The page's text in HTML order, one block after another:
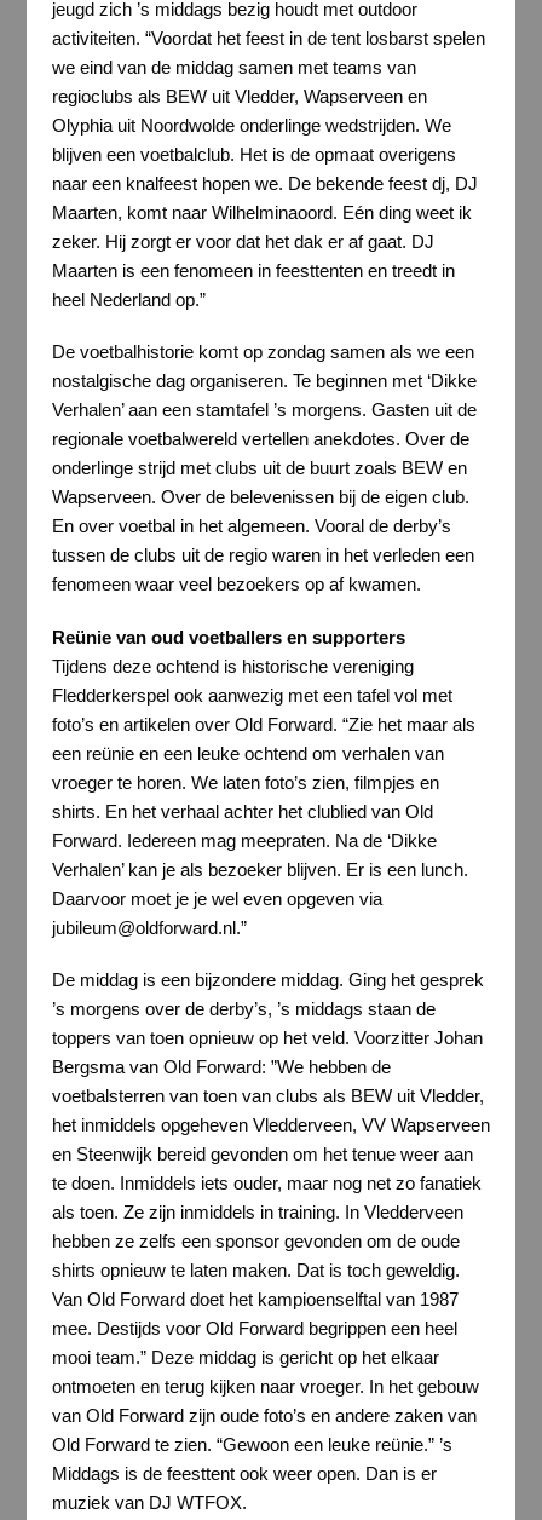
jeugd zich ’s middags bezig houdt met outdoor
activiteiten. “Voordat het feest in de tent losbarst spelen
we eind van de middag samen met teams van
regioclubs als BEW uit Vledder, Wapserveen en
Olyphia uit Noordwolde onderlinge wedstrijden. We
blijven een voetbalclub. Het is de opmaat overigens
naar een knalfeest hopen we. De bekende feest dj, DJ
Maarten, komt naar Wilhelminaoord. Eén ding weet ik
zeker. Hij zorgt er voor dat het dak er af gaat. DJ
Maarten is een fenomeen in feesttenten en treedt in
heel Nederland op.”
De voetbalhistorie komt op zondag samen als we een
nostalgische dag organiseren. Te beginnen met ‘Dikke
Verhalen’ aan een stamtafel ’s morgens. Gasten uit de
regionale voetbalwereld vertellen anekdotes. Over de
onderlinge strijd met clubs uit de buurt zoals BEW en
Wapserveen. Over de belevenissen bij de eigen club.
En over voetbal in het algemeen. Vooral de derby’s
tussen de clubs uit de regio waren in het verleden een
fenomeen waar veel bezoekers op af kwamen.
Reünie van oud voetballers en supporters
Tijdens deze ochtend is historische vereniging
Fledderkerspel ook aanwezig met een tafel vol met
foto’s en artikelen over Old Forward. “Zie het maar als
een reünie en een leuke ochtend om verhalen van
vroeger te horen. We laten foto’s zien, filmpjes en
shirts. En het verhaal achter het clublied van Old
Forward. Iedereen mag meepraten. Na de ‘Dikke
Verhalen’ kan je als bezoeker blijven. Er is een lunch.
Daarvoor moet je je wel even opgeven via
jubileum@oldforward.nl.”
De middag is een bijzondere middag. Ging het gesprek
’s morgens over de derby’s, ’s middags staan de
toppers van toen opnieuw op het veld. Voorzitter Johan
Bergsma van Old Forward: ”We hebben de
voetbalsterren van toen van clubs als BEW uit Vledder,
het inmiddels opgeheven Vledderveen, VV Wapserveen
en Steenwijk bereid gevonden om het tenue weer aan
te doen. Inmiddels iets ouder, maar nog net zo fanatiek
als toen. Ze zijn inmiddels in training. In Vledderveen
hebben ze zelfs een sponsor gevonden om de oude
shirts opnieuw te laten maken. Dat is toch geweldig.
Van Old Forward doet het kampioenselftal van 1987
mee. Destijds voor Old Forward begrippen een heel
mooi team.” Deze middag is gericht op het elkaar
ontmoeten en terug kijken naar vroeger. In het gebouw
van Old Forward zijn oude foto’s en andere zaken van
Old Forward te zien. “Gewoon een leuke reünie.” ’s
Middags is de feesttent ook weer open. Dan is er
muziek van DJ WTFOX.